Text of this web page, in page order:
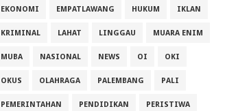
EKONOMI EMPATLAWANG HUKUM IKLAN
KRIMINAL LAHAT LINGGAU MUARA ENIM
MUBA NASIONAL NEWS OI OKI
OKUS OLAHRAGA PALEMBANG PALI
PEMERINTAHAN PENDIDIKAN PERISTIWA